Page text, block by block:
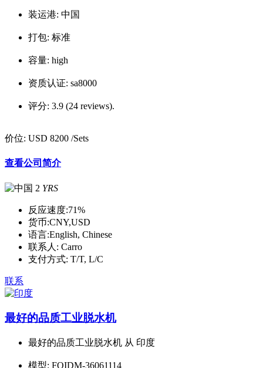
装运港: 中国
打包: 标准
容量: high
资质认证: sa8000
评分: 3.9 (24 reviews).
价位: USD 8200 /Sets
查看公司简介
2 YRS
反应速度:71%
货币:CNY,USD
语言:English, Chinese
联系人: Carro
支付方式: T/T, L/C
联系
最好的品质工业脱水机
最好的品质工业脱水机 从 印度
模型: FQIDM-36061114